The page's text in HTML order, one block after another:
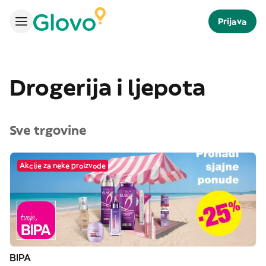
Prijava
Drogerija i ljepota
Sve trgovine
Akcije za neke proizvode
BIPA